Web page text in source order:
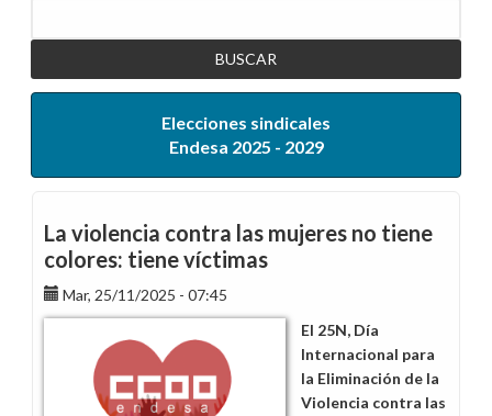
Elecciones sindicales
Endesa 2025 - 2029
La violencia contra las mujeres no tiene
colores: tiene víctimas
Mar, 25/11/2025 - 07:45
El 25N, Día
Internacional para
la Eliminación de la
Violencia contra las